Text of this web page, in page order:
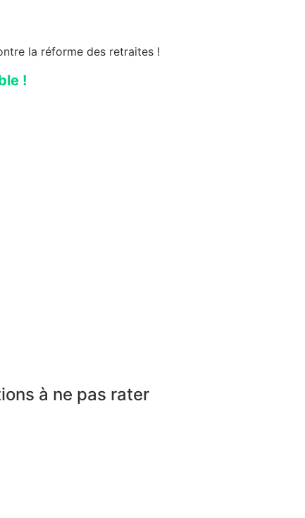
la réforme des retraites !
!
à ne pas rater